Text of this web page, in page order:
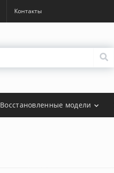
Контакты
Восстановленные модели